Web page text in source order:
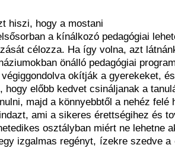
hiszi, hogy a mostani
a kínálkozó pedagógiai
célozza. Ha így volna, azt
önálló pedagógiai
okítják a gyerekeket,
hogy előbb kedvet csináljanak a
majd a könnyebbtől a nehéz felé
ami a sikeres érettségihez és
osztályban miért ne lehetne
izgalmas regényt, ízekre szedve a